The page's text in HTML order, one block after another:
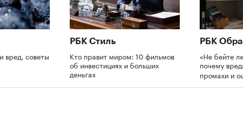
вред, советы
РБК Стиль
Кто правит миром: 10 фильмов
об инвестициях и больших
деньгах
РБК
«Не бейте
почему
промахи и